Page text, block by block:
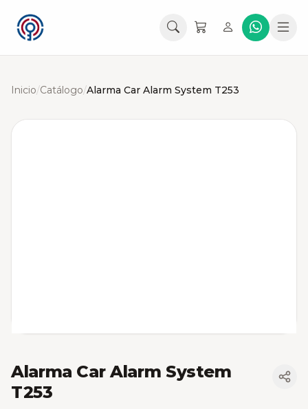
Inicio/Catálogo/Alarma Car Alarm System T253
Alarma Car Alarm System
T253